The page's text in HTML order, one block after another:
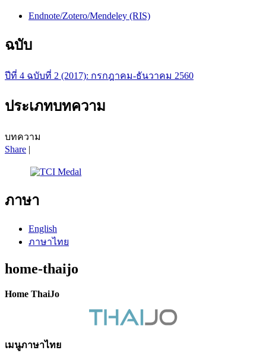
Endnote/Zotero/Mendeley (RIS)
ฉบับ
ปีที่ 4 ฉบับที่ 2 (2017): กรกฎาคม-ธันวาคม 2560
ประเภทบทความ
บทความ
Share |
ภาษา
English
ภาษาไทย
home-thaijo
Home ThaiJo
เมนูภาษาไทย